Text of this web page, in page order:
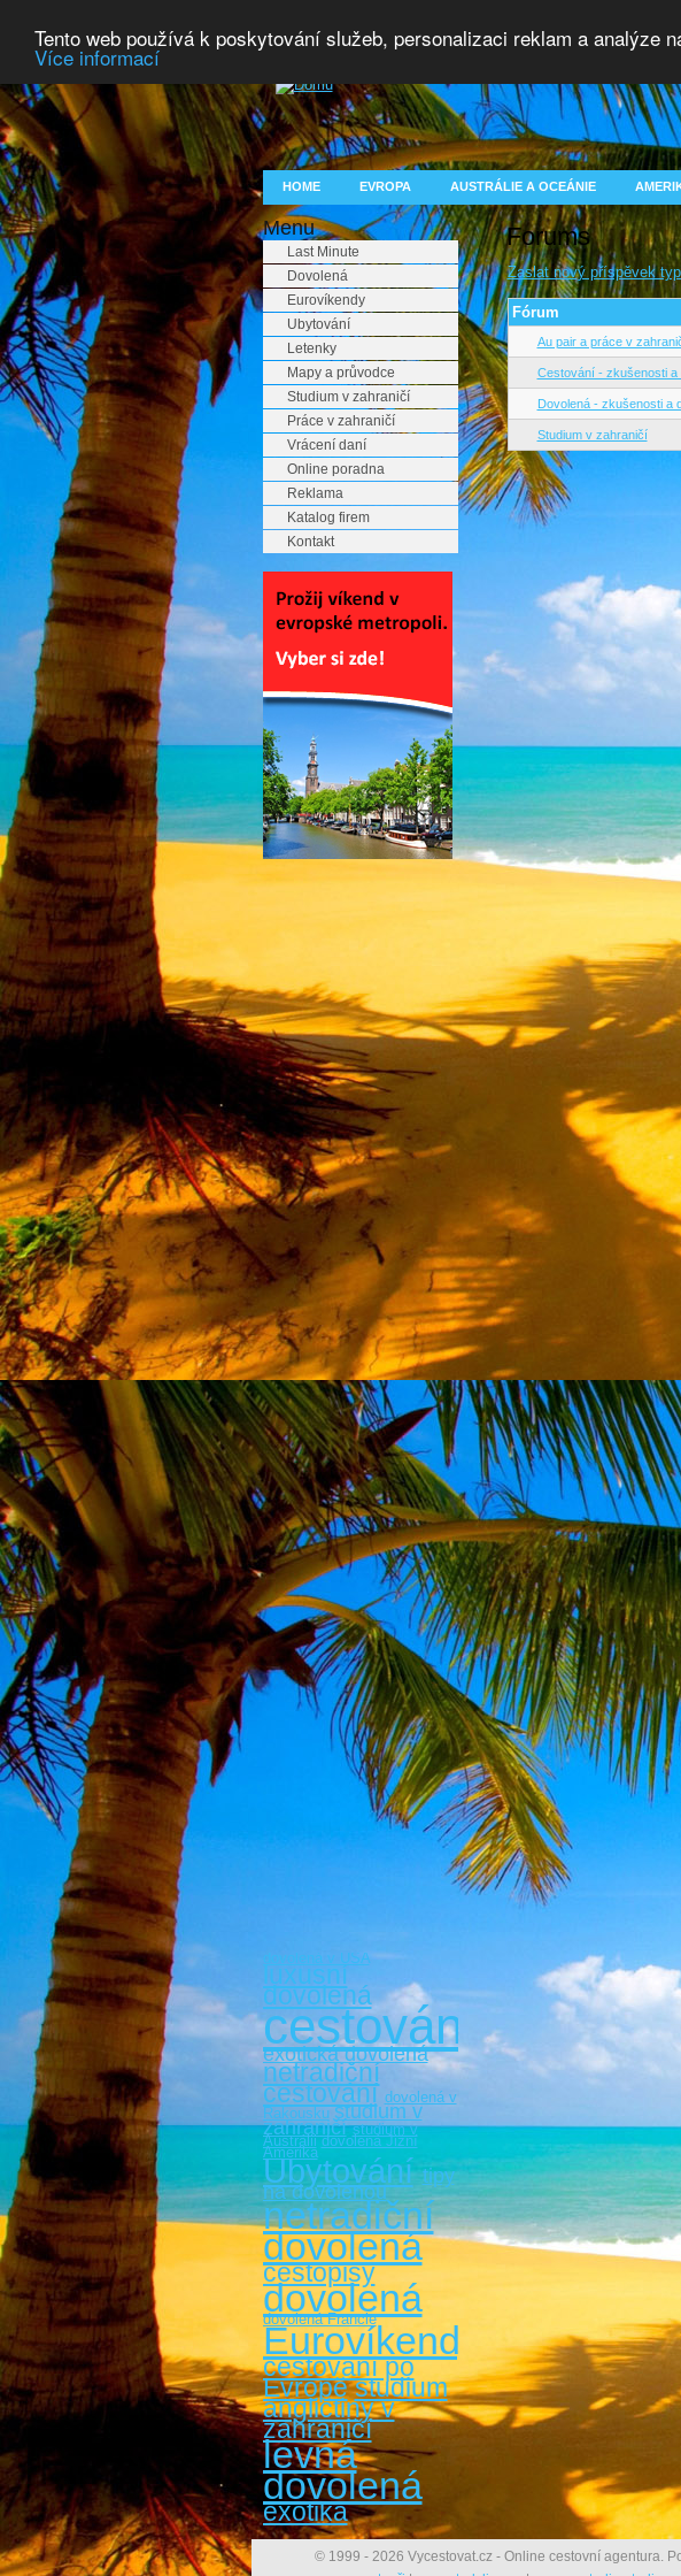
Tento web používá k poskytování služeb, personalizaci reklam a
Více informací
HOME EVROPA AUSTRÁLIE A OCEÁNIE
Menu
Last Minute
Dovolená
Eurovíkendy
Ubytování
Letenky
Mapy a průvodce
Studium v zahraničí
Práce v zahraničí
Vrácení daní
Online poradna
Reklama
Katalog firem
Kontakt
dovolená v USA
luxusní
dovolená
cestování
exotická dovolená
netradiční
cestování dovolená v
Rakousku studium v
zahraničí studium v
Austrálii dovolená Jižní
Amerika
Ubytování tipy
na dovolenou
netradiční
dovolená
cestopisy
dovolená
dovolená Francie
Eurovíkendy
cestovaní po
Evropě studium
angličtiny v
zahraničí
levná
dovolená
exotika
Forums
Zaslat nový příspěvek
Fórum
Au pair a práce v
Cestování - zkušenosti a
Dovolená - zkušenosti a
Studium v zahraničí
© 1999 - 2026 Vycestovat.cz - Online cestovní agentura.